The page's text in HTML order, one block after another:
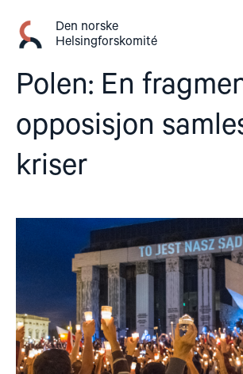
innhold
Den norske
Helsingforskomité
Polen: En
opposisjon
kriser